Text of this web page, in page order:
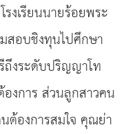
งเรียนนายร้อยพระ
สอบชิงทุนไปศึกษา
ถึงระดับปริญญาโท
งการ ส่วนลูกสาวคน
นต้องการสมใจ คุณย่า